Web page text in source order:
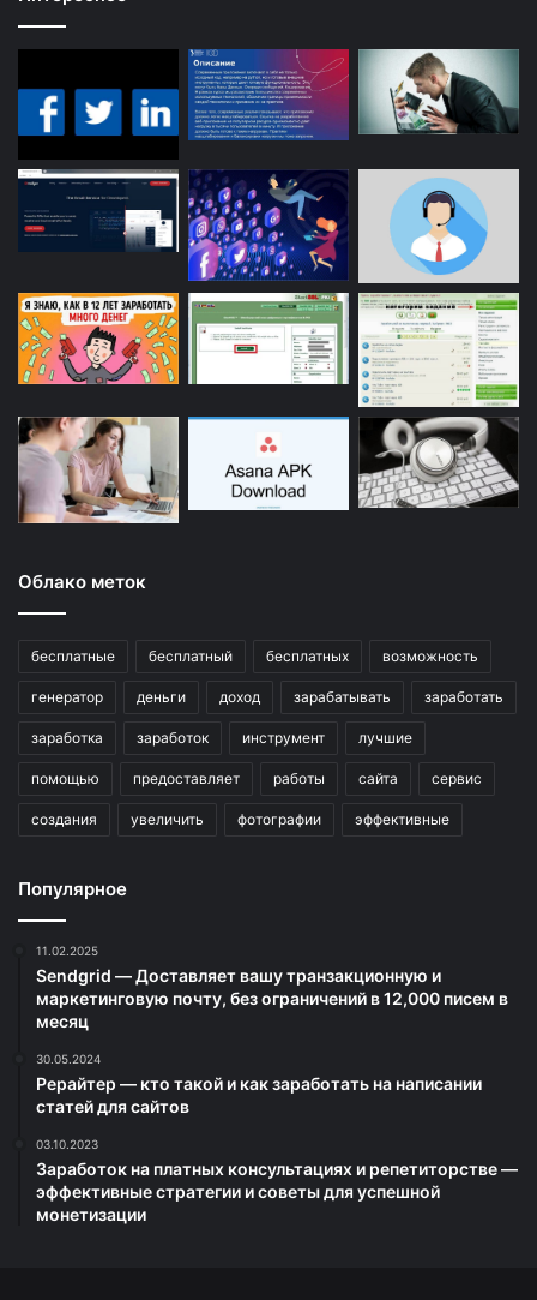
Облако меток
бесплатные бесплатный бесплатных возможность
генератор деньги доход зарабатывать заработать
заработка заработок инструмент лучшие
помощью предоставляет работы сайта сервис
создания увеличить фотографии эффективные
Популярное
11.02.2025
Sendgrid — Доставляет вашу транзакционную и
маркетинговую почту, без ограничений в 12,000 писем в
месяц
30.05.2024
Рерайтер — кто такой и как заработать на написании
статей для сайтов
03.10.2023
Заработок на платных консультациях и репетиторстве —
эффективные стратегии и советы для успешной
монетизации